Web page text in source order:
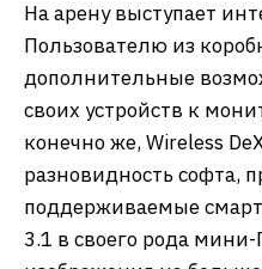
На арену выступает
Пользователю из
дополнительные
своих устройств к
конечно же, Wireless
разновидность софта,
поддерживаемые
3.1 в своего рода